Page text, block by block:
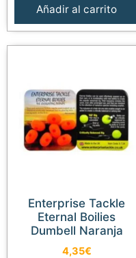
Añadir al carrito
Enterprise Tackle
Eternal Boilies
Dumbell Naranja
4,35€